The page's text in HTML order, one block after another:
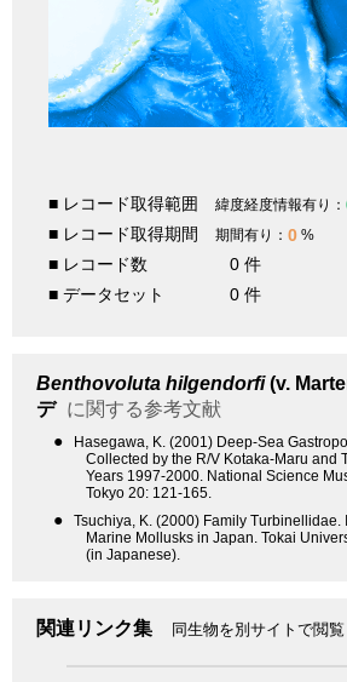
■ レコード取得範囲 緯度経度情報有り：
■ レコード取得期間 期間有り： 0 %
■ レコード数
0 件
■ データセット
0 件
Benthovoluta hilgendorfi(v.
デ に関する参考文献
●
Hasegawa, K. (2001) Deep-Sea
Collected by the R/V Kotaka-Maru and
Years 1997-2000. National Science
Tokyo 20: 121-165.
●
Tsuchiya, K. (2000) Family Turbinellidae.
Marine Mollusks in Japan. Tokai
(in Japanese).
関連リンク集 同生物を別サイトで閲覧